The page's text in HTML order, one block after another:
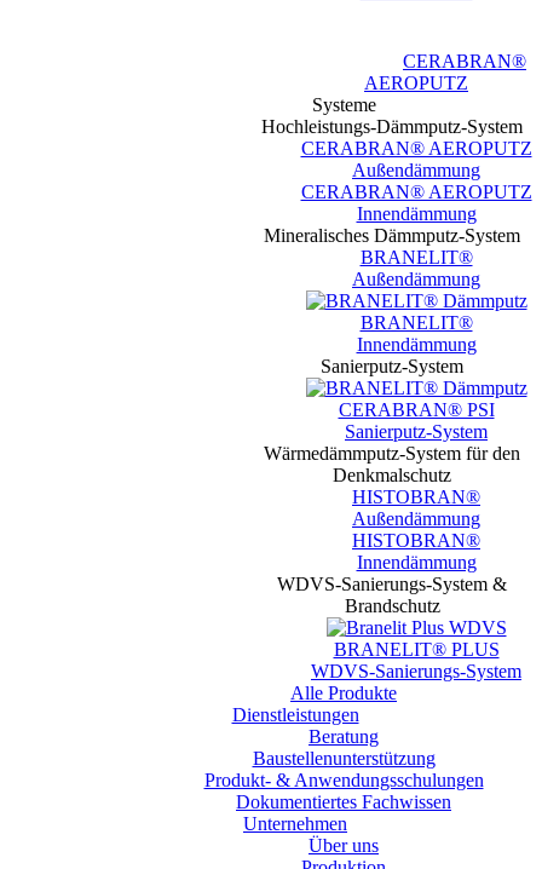
CERABRAN®
AEROPUTZ
Systeme
Hochleistungs-Dämmputz-System
CERABRAN® AEROPUTZ
Außendämmung
CERABRAN® AEROPUTZ
Innendämmung
Mineralisches Dämmputz-System
BRANELIT®
Außendämmung
BRANELIT®
Innendämmung
Sanierputz-System
CERABRAN® PSI
Sanierputz-System
Wärmedämmputz-System für den
Denkmalschutz
HISTOBRAN®
Außendämmung
HISTOBRAN®
Innendämmung
WDVS-Sanierungs-System &
Brandschutz
BRANELIT® PLUS
WDVS-Sanierungs-System
Alle Produkte
Dienstleistungen
Beratung
Baustellen­unterstützung
Produkt- & Anwendungsschulungen
Dokumentiertes Fachwissen
Unternehmen
Über uns